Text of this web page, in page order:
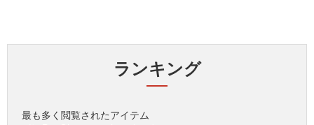
ランキング
最も多く閲覧されたアイテム